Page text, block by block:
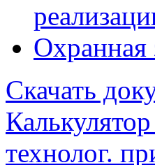
Охранная
Скачать
технолог.